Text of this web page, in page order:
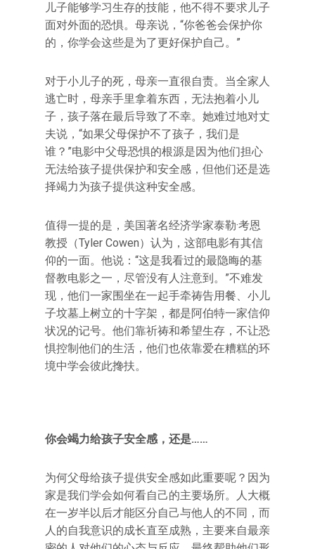
儿子能够学习生存的技能，他不得不要求儿子
面对外面的恐惧。母亲说，“你爸爸会保护你
的，你学会这些是为了更好保护自己。”
对于小儿子的死，母亲一直很自责。当全家人
逃亡时，母亲手里拿着东西，无法抱着小儿
子，孩子落在最后导致了不幸。她难过地对丈
夫说，“如果父母保护不了孩子，我们是
谁？”电影中父母恐惧的根源是因为他们担心
无法给孩子提供保护和安全感，但他们还是选
择竭力为孩子提供这种安全感。
值得一提的是，美国著名经济学家泰勒·考恩
教授（Tyler Cowen）认为，这部电影有其信
仰的一面。他说：“这是我看过的最隐晦的基
督教电影之一，尽管没有人注意到。”不难发
现，他们一家围坐在一起手牵祷告用餐、小儿
子坟墓上树立的十字架，都是阿伯特一家信仰
状况的记号。他们靠祈祷和希望生存，不让恐
惧控制他们的生活，他们也依靠爱在糟糕的环
境中学会彼此搀扶。
你会竭力给孩子安全感，还是……
为何父母给孩子提供安全感如此重要呢？因为
家是我们学会如何看自己的主要场所。人大概
在一岁半以后才能区分自己与他人的不同，而
人的自我意识的成长直至成熟，主要来自最亲